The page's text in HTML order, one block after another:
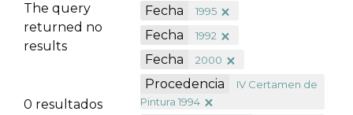
The query
returned no
results
0 resultados
Fecha 1995
Fecha 1992
Fecha 2000
Procedencia
IV Certamen de
Pintura 1994